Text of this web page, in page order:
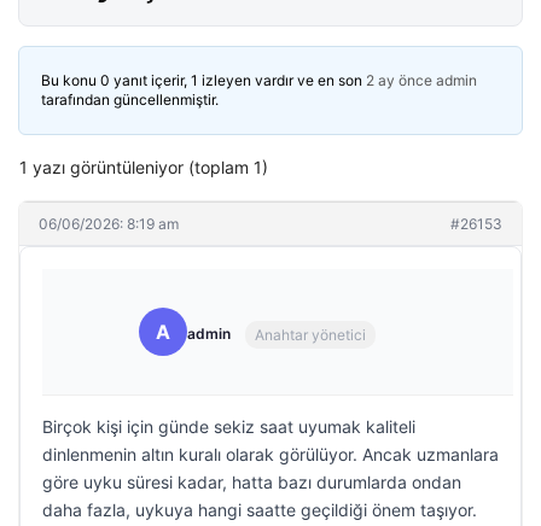
Bu konu 0 yanıt içerir, 1 izleyen vardır ve en son 2 ay önce admin
tarafından güncellenmiştir.
1 yazı görüntüleniyor (toplam 1)
06/06/2026: 8:19 am #26153
A admin Anahtar yönetici
Birçok kişi için günde sekiz saat uyumak kaliteli
dinlenmenin altın kuralı olarak görülüyor. Ancak uzmanlara
göre uyku süresi kadar, hatta bazı durumlarda ondan
daha fazla, uykuya hangi saatte geçildiği önem taşıyor.